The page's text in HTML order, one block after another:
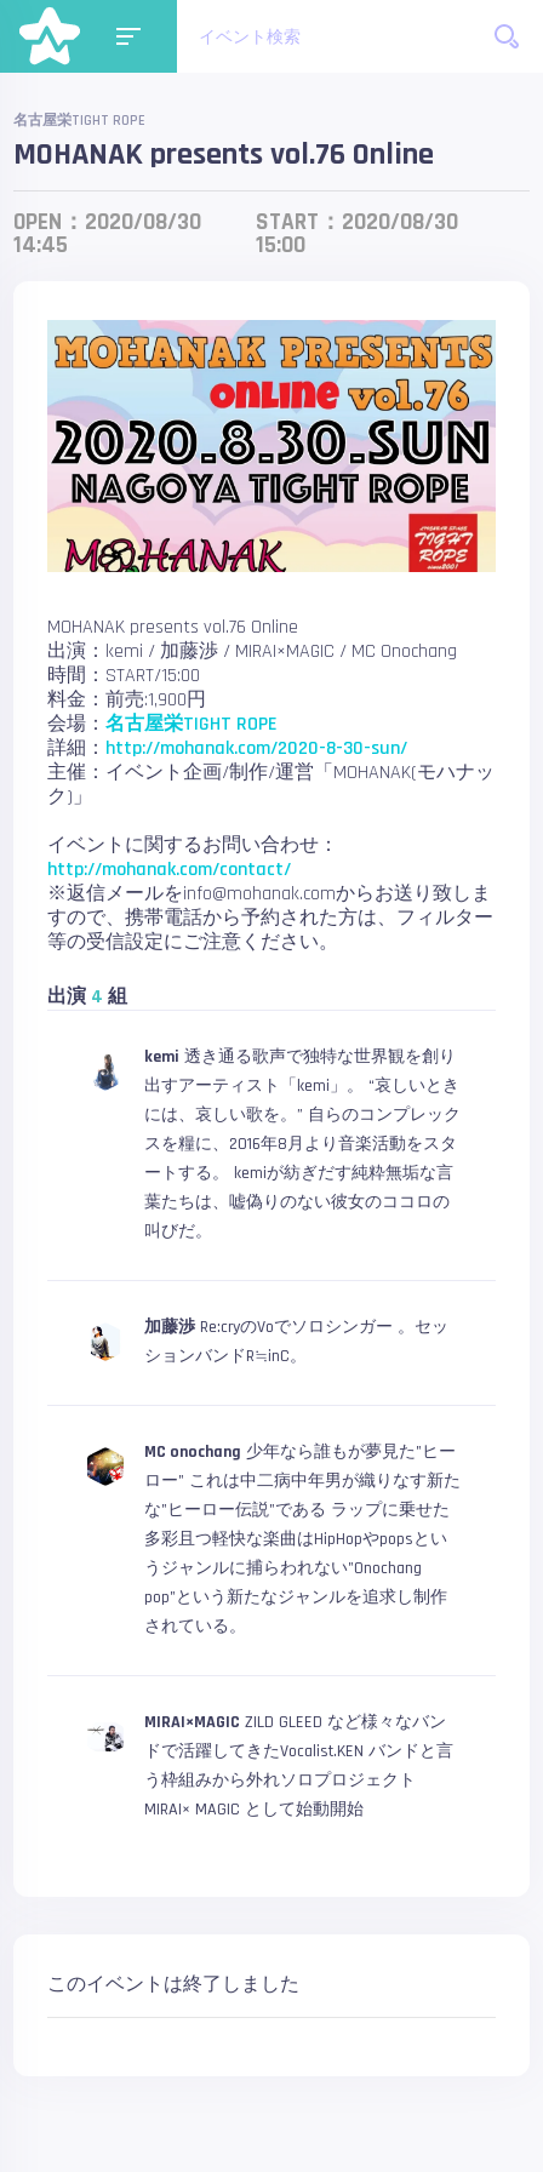
名古屋栄TIGHT ROPE
MOHANAK presents vol.76 Online
OPEN：2020/08/30
14:45
START：2020/08/30
15:00
MOHANAK presents vol.76 Online
出演：kemi / 加藤渉 / MIRAI×MAGIC / MC Onochang
時間：START/15:00
料金：前売:1,900円
会場：名古屋栄TIGHT ROPE
詳細： http://mohanak.com/2020-8-30-sun/
主催：イベント企画/制作/運営「MOHANAK(モハナッ
ク)」
イベントに関するお問い合わせ：
http://mohanak.com/contact/
※返信メールをinfo@mohanak.comからお送り致しま
すので、携帯電話から予約された方は、フィルター
等の受信設定にご注意ください。
出演 4組
kemi 透き通る歌声で独特な世界観を創り
出すアーティスト「kemi」。 “哀しいとき
には、哀しい歌を。” 自らのコンプレック
スを糧に、2016年8月より音楽活動をスタ
ートする。 kemiが紡ぎだす純粋無垢な言
葉たちは、嘘偽りのない彼女のココロの
叫びだ。
加藤渉 Re:cryのVoでソロシンガー 。セッ
ションバンドR≒inC。
MC onochang 少年なら誰もが夢見た"ヒー
ロー" これは中二病中年男が織りなす新た
な"ヒーロー伝説"である ラップに乗せた
多彩且つ軽快な楽曲はHipHopやpopsとい
うジャンルに捕らわれない"Onochang
pop"という新たなジャンルを追求し制作
されている。
MIRAI×MAGIC ZILD GLEED など様々なバン
ドで活躍してきたVocalist.KEN バンドと言
う枠組みから外れソロプロジェクト
MIRAI× MAGIC として始動開始
このイベントは終了しました